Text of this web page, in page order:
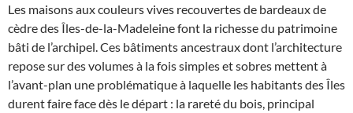
Les maisons aux couleurs vives recouvertes de bardeaux de
cèdre des Îles-de-la-Madeleine font la richesse du patrimoine
bâti de l’archipel. Ces bâtiments ancestraux dont l’architecture
repose sur des volumes à la fois simples et sobres mettent à
l’avant-plan une problématique à laquelle les habitants des Îles
durent faire face dès le départ : la rareté du bois, principal